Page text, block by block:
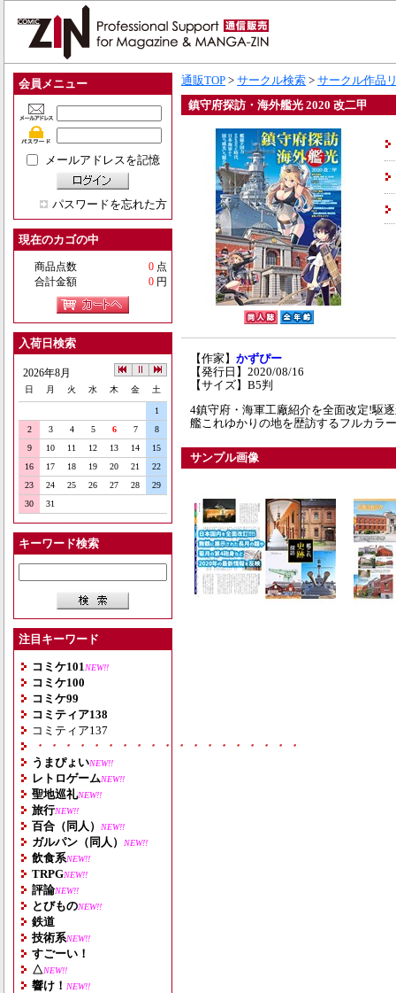
会員メニュー
メールアドレスを記憶
パスワードを忘れた方
現在のカゴの中
商品点数 0 点
合計金額
0 円
入荷日検索
2026年8月
日 月 火 水 木 金 土
1
2
3 4 5 6 7
8
9
10 11 12 13 14
15
16
17 18 19 20 21
22
23
24 25 26 27 28
29
30
31
キーワード検索
注目キーワード
コミケ101 NEW!!
コミケ100
コミケ99
コミティア138
コミティア137
・・・・・・・・・・・・・・・・・・・
うまぴょいNEW!!
レトロゲームNEW!!
聖地巡礼NEW!!
旅行NEW!!
百合（同人） NEW!!
ガルパン（同人） NEW!!
飲食系NEW!!
TRPGNEW!!
評論NEW!!
とびものNEW!!
鉄道
技術系NEW!!
すごーい！
△NEW!!
響け！ NEW!!
通販TOP > サークル検索 > サークル作品
鎮守府探訪・海外艦光 2020 改二甲
【作家】 かずぴー
【発行日】2020/08/16
【サイズ】B5判
4鎮守府・海軍工廠紹介を全面改定!駆
艦これゆかりの地を歴訪するフルカラ
サンプル画像